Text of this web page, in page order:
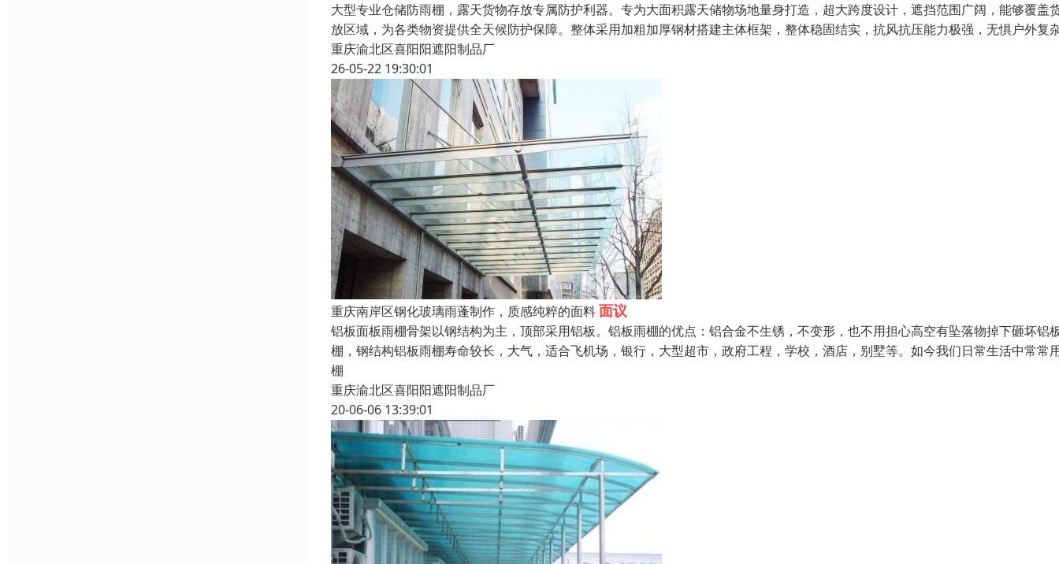
大型专业仓储防雨棚，露天货物存放专属防护利器。专为大面积露天储物场地量身打造，超大跨度设计，遮挡范围广阔，能够覆盖
放区域，为各类物资提供全天候防护保障。整体采用加粗加厚钢材搭建主体框架，整体稳固结实，抗风抗压能力极强，无惧户外复
重庆渝北区喜阳阳遮阳制品厂
26-05-22 19:30:01
重庆南岸区钢化玻璃雨蓬制作，质感纯粹的面料面议
铝板面板雨棚骨架以钢结构为主，顶部采用铝板。铝板雨棚的优点：铝合金不生锈，不变形，也不用担心高空有坠落物掉下砸坏铝
棚，钢结构铝板雨棚寿命较长，大气，适合飞机场，银行，大型超市，政府工程，学校，酒店，别墅等。如今我们日常生活中常常
棚
重庆渝北区喜阳阳遮阳制品厂
20-06-06 13:39:01